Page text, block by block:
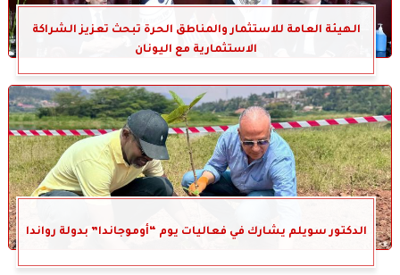
الهيئة العامة للاستثمار والمناطق الحرة تبحث تعزيز الشراكة
الاستثمارية مع اليونان
الدكتور سويلم يشارك في فعاليات يوم “أوموجاندا” بدولة رواندا